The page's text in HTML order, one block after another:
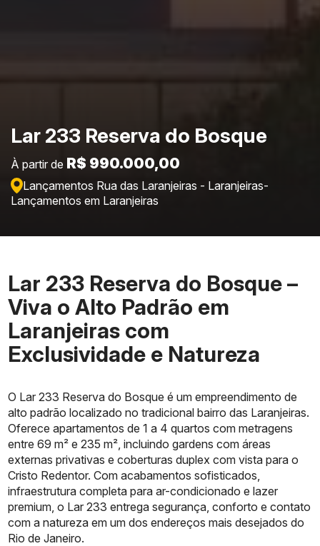
Lar 233 Reserva do Bosque
À partir de R$ 990.000,00
Lançamentos Rua das Laranjeiras - Laranjeiras-
Lançamentos em Laranjeiras
Lar 233 Reserva do Bosque –
Viva o Alto Padrão em
Laranjeiras com
Exclusividade e Natureza
O Lar 233 Reserva do Bosque é um empreendimento de
alto padrão localizado no tradicional bairro das Laranjeiras.
Oferece apartamentos de 1 a 4 quartos com metragens
entre 69 m² e 235 m², incluindo gardens com áreas
externas privativas e coberturas duplex com vista para o
Cristo Redentor. Com acabamentos sofisticados,
infraestrutura completa para ar-condicionado e lazer
premium, o Lar 233 entrega segurança, conforto e contato
com a natureza em um dos endereços mais desejados do
Rio de Janeiro.